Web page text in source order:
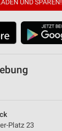
UND SPAREN!
Platz 23